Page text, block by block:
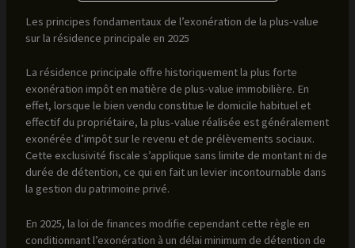
Les principes fondamentaux de l’exonération de la plus-value
sur la résidence principale en 2025
La résidence principale offre historiquement la plus forte
exonération impôt en matière de plus-value immobilière. En
effet, lorsque le bien vendu constitue le domicile habituel et
effectif du propriétaire, la plus-value réalisée est généralement
exonérée d’impôt sur le revenu et de prélèvements sociaux.
Cette exclusivité fiscale s’applique sans limite de montant ni de
durée de détention, ce qui en fait un levier incontournable dans
la gestion du patrimoine privé.
En 2025, la loi de finances modifie cependant cette règle en
conditionnant l’exonération à un délai minimum de détention de